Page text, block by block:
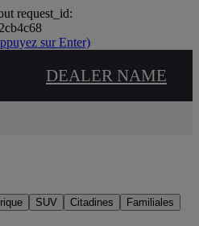
request_id:
sur Enter)
DEALER NAME
SUV Citadines
Familiales